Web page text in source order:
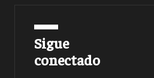
Sigue
conectado